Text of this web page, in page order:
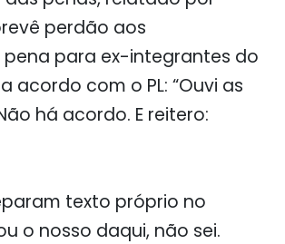
perdão aos
para ex-integrantes do
com o PL: “Ouvi as
há acordo. E reitero:
texto próprio no
o nosso daqui, não sei.